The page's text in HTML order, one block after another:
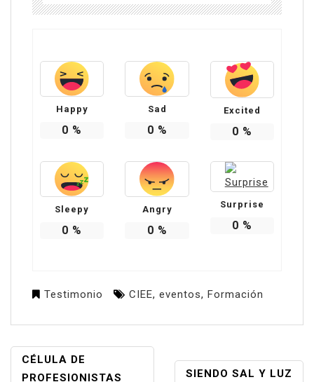
Happy
0 %
Sad
0 %
Excited
0 %
Sleepy
0 %
Angry
0 %
Surprise
0 %
Testimonio CIEE, eventos, Formación
NAVEGACIÓN
DE
CÉLULA DE
PROFESIONISTAS
SIENDO SAL Y LUZ